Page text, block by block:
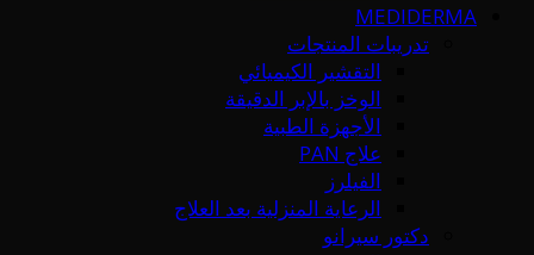
MEDIDERMA
تدريبات المنتجات
التقشير الكيميائي
الوخز بالإبر الدقيقة
الأجهزة الطبية
علاج PAN
الفيلرز
الرعاية المنزلية بعد العلاج
دكتور سيرانو